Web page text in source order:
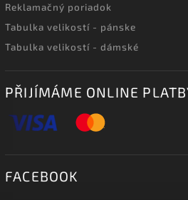
Reklamačný poriadok
Tabulka velikostí - pánske
Tabulka velikostí - dámské
PŘIJÍMÁME ONLINE
FACEBOOK